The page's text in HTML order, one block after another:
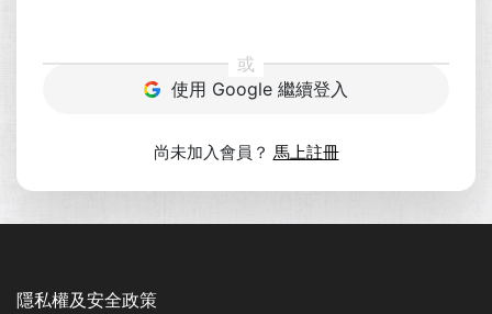
或
使用 Google 繼續登入
尚未加入會員？ 馬上註冊
隱私權及安全政策